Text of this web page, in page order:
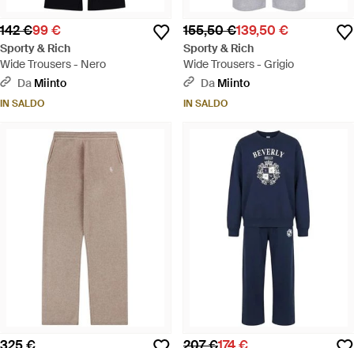
142 €99 €
Sporty & Rich
Wide Trousers - Nero
Da Miinto
IN SALDO
155,50 €139,50 €
Sporty & Rich
Wide Trousers - Grigio
Da Miinto
IN SALDO